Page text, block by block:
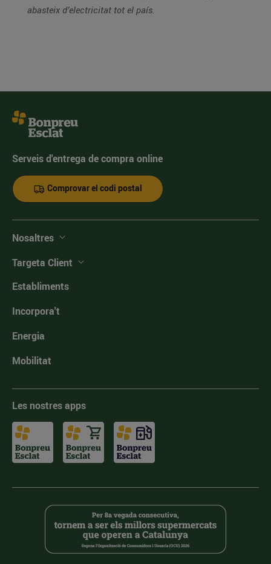
abasteix d’electricitat tot el país.
Serveis d'entrega de compra online
Comprovar el codi postal
Nosaltres
Targeta Client
Establiments
Incorpora't
Energia
Mobilitat
Les nostres apps